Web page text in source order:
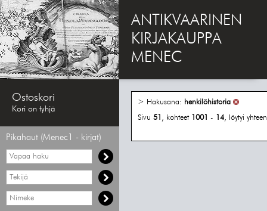
ANTIKVAARINEN
KIRJAKAUPPA
MENEC
Ostoskori
Kori on tyhjä
Pikahaut (Menec1 - kirjat)
Vapaa
haku
Hae
tekijää
Hae
nimekettä
> Hakusana: henkilöhistoria
Sivu 51 , kohteet 1001 - 14, löytyi